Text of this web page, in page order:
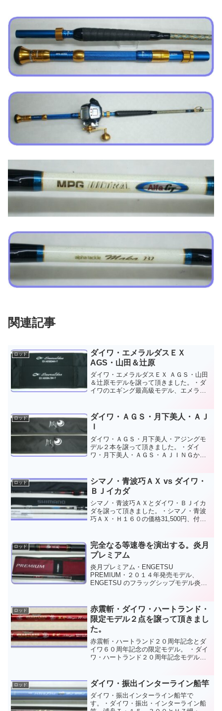
関連記事
ロッド
ダイワ・エメラルダスＥＸ
AGS・山田＆辻原
ダイワ・エメラルダスＥＸ ＡＧＳ・山田
＆辻原モデルを譲って頂きました。・ダ
イワのエギング最高級モデル、エメラル
ＴＥＲ ｆｏｒ ＳＴＯＩＳＴ】と辻原伸弥
モデル、８３...
ロッド
ダイワ・ＡＧＳ・月下美人・ＡＪ
Ｉ
ダイワ・ＡＧＳ・月下美人・アジングモ
デル２本を譲って頂きました。・ダイ
ワ・月下美人・ＡＧＳ・ＡＪＩＮＧから
ございます。準備はしたものの、クロー
ゼットやガレージで眠ってい...
ロッド
シマノ・青波巧ＡＸ vs ダイワ・
ＢＪイカダ
シマノ・青波巧ＡＸとダイワ・ＢＪイカ
ダを譲って頂きました。・シマノ・青波
巧ＡＸ・Ｈ１６０の価格31,500円、付
１３０、価格30,500円、付属：竿袋、尻
手環ベ...
ロッド
完全なる等速巻を演出する。炎月
プレミアム
炎月プレミアム・ENGETSU
PREMIUM・２０１４年発売モデル、
ENGETSU のフラッグシップモデル炎月
ライトキャスティングモデル、使用は僅
か１回の超美品です。...
ロッド
赤震斬・ダイワ・ハートランド・
限定モデル２点を譲って頂きまし
た。
赤震斬・ハートランド２０周年記念とダ
イワ６０周年記念の限定モデル。 ・ダイ
ワ・ハートランド２０周年記念モデル・
モデル、ハートランド震斬ベイト、
802MHFB-SV ...
ロッド ダイワ・振出インターライン船竿
ダイワ・振出インターライン船竿で
す。・ダイワ・振出・インターライン船